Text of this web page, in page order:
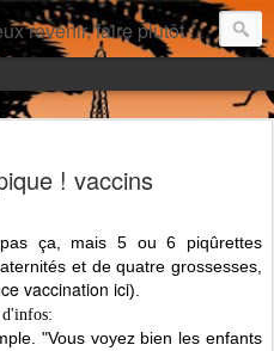
faire plutôt qu'avoir.
! vaccins
ça, mais 5 ou 6 piqûrettes
et de quatre grossesses,
vaccination ici).
d'infos:
"Vous voyez bien les enfants